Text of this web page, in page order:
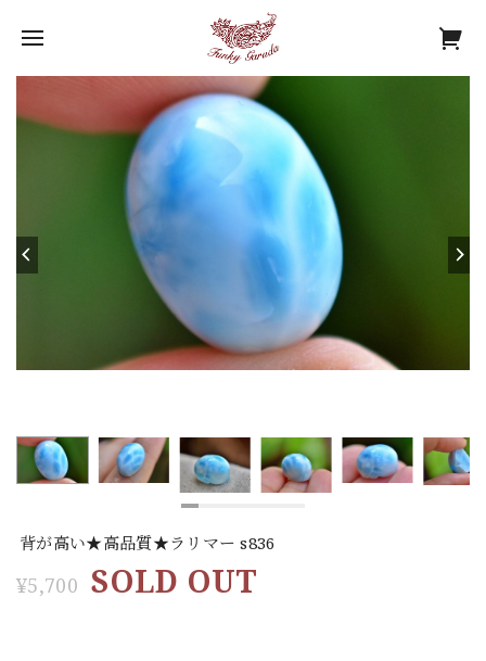
背が高い★高品質★ラリマー s836
¥5,700 SOLD OUT